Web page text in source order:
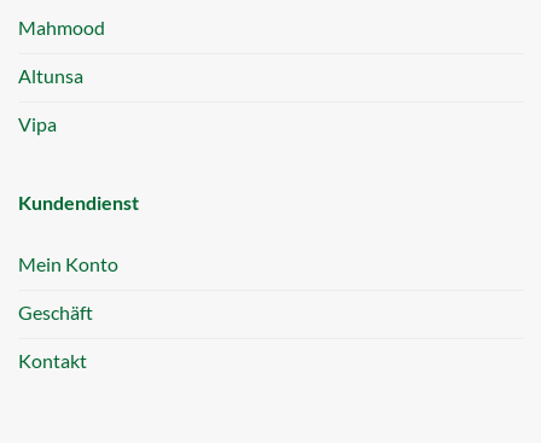
Mahmood
Altunsa
Vipa
Kundendienst
Mein Konto
Geschäft
Kontakt